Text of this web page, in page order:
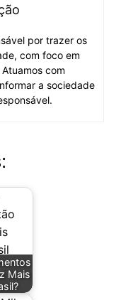
por trazer os
com foco em
com
a sociedade
Mais